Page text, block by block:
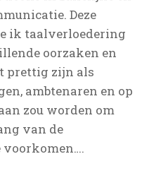
Deze
ik taalverloedering
oorzaken en
prettig zijn als
ambtenaren en op
zou worden om
van de
voorkomen….